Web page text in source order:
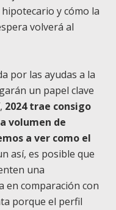
y cómo la
volverá al
por las ayudas a la
un papel clave
2024 trae consigo
volumen de
a ver como el
así, es posible que
una
en comparación con
porque el perfil